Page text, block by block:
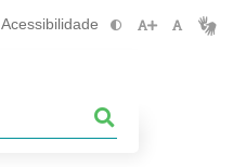
Acessibilidade